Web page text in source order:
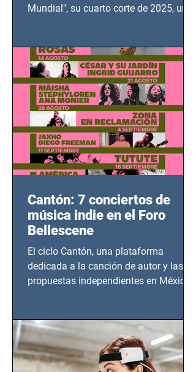
Mundial", su cuarto corte de 2025, un
bélicos.
Cantón: 7 conciertos de
música indie en el Foro
Bellescene
El ciclo Cantón, una plataforma
dedicada a la canción de autor y las
propuestas independientes en México,
CDMX), todos los miércoles a partir del
14 de agosto al 25 de septiembre, a las
20:00 horas.